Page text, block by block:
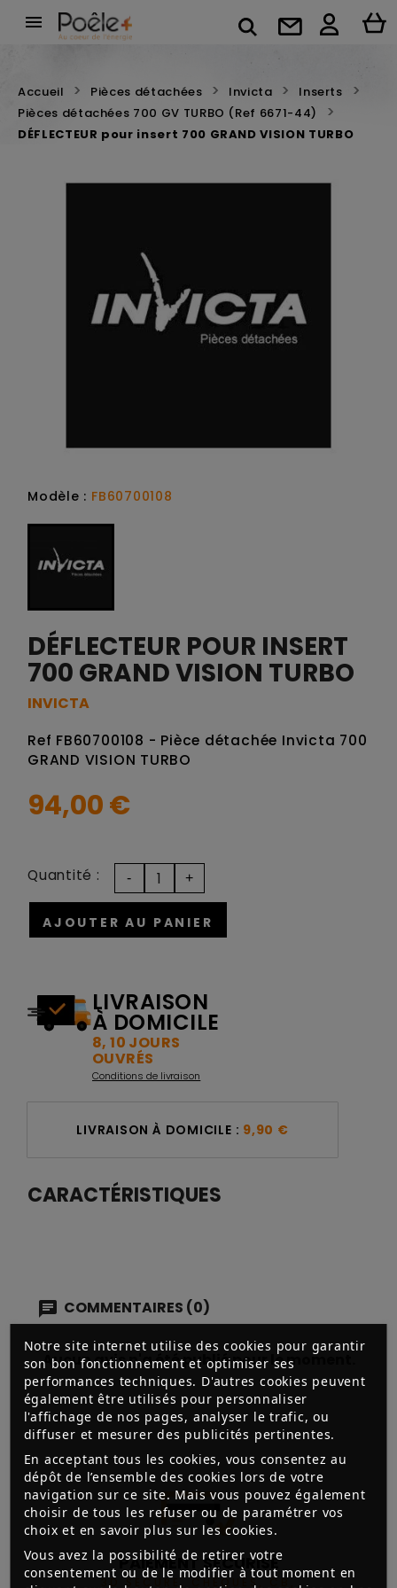

Notre site internet utilise des cookies pour garantir
son bon fonctionnement et optimiser ses
performances techniques. D'autres cookies peuvent
également être utilisés pour personnaliser
l'affichage de nos pages, analyser le trafic, ou
diffuser et mesurer des publicités pertinentes.
En acceptant tous les cookies, vous consentez au
dépôt de l’ensemble des cookies lors de votre
navigation sur ce site. Mais vous pouvez également
choisir de tous les refuser ou de paramétrer vos
choix et en savoir plus sur les cookies.
Vous avez la possibilité de retirer votre
consentement ou de le modifier à tout moment en
Accueil Pièces détachées Invicta
Inserts
Pièces détachées 700 GV TURBO (Ref 6671-44)
DÉFLECTEUR pour insert 700 GRAND VISION TURBO
Modèle : FB60700108
DÉFLECTEUR POUR INSERT
700 GRAND VISION TURBO
INVICTA
Ref FB60700108 - Pièce détachée Invicta 700
GRAND VISION TURBO
94,00 €
AJOUTER AU PANIER
Quantité :
LIVRAISON
À DOMICILE
8, 10 JOURS
OUVRÉS
Conditions de livraison
LIVRAISON À DOMICILE : 9,90 €
CARACTÉRISTIQUES
COMMENTAIRES (0)
Aucun avis n'a été publié pour le moment.
PAIEMENT SÉCURISÉ
3D SECURE, CHÈQUES, CB,